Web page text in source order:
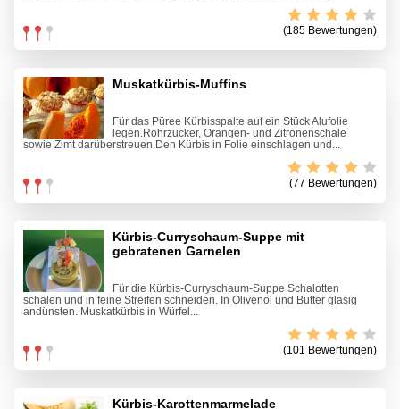
(185 Bewertungen)
Muskatkürbis-Muffins
Für das Püree Kürbisspalte auf ein Stück Alufolie
legen.Rohrzucker, Orangen- und Zitronenschale
sowie Zimt darüberstreuen.Den Kürbis in Folie einschlagen und...
(77 Bewertungen)
Kürbis-Curryschaum-Suppe mit
gebratenen Garnelen
Für die Kürbis-Curryschaum-Suppe Schalotten
schälen und in feine Streifen schneiden. In Olivenöl und Butter glasig
andünsten. Muskatkürbis in Würfel...
(101 Bewertungen)
Kürbis-Karottenmarmelade